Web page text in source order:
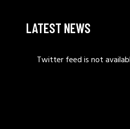
LATEST NEWS
Twitter feed is not